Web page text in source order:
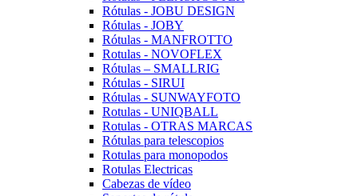
Rótulas - JOBU DESIGN
Rótulas - JOBY
Rótulas - MANFROTTO
Rotulas - NOVOFLEX
Rótulas – SMALLRIG
Rótulas - SIRUI
Rótulas - SUNWAYFOTO
Rotulas - UNIQBALL
Rotulas - OTRAS MARCAS
Rótulas para telescopios
Rotulas para monopodos
Rotulas Electricas
Cabezas de vídeo